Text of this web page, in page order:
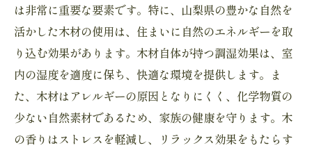
は非常に重要な要素です。特に、山梨県の豊かな自然を
活かした木材の使用は、住まいに自然のエネルギーを取
り込む効果があります。木材自体が持つ調湿効果は、室
内の湿度を適度に保ち、快適な環境を提供します。ま
た、木材はアレルギーの原因となりにくく、化学物質の
少ない自然素材であるため、家族の健康を守ります。木
の香りはストレスを軽減し、リラックス効果をもたらす